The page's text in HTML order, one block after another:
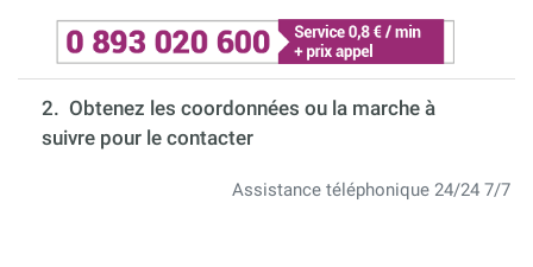
2. Obtenez les coordonnées ou la marche à
suivre pour le contacter
Assistance téléphonique 24/24 7/7